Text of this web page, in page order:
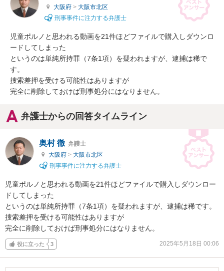
大阪府 > 大阪市北区
刑事事件に注力する弁護士
児童ポルノと思われる動画を21件ほどファイルで購入しダウンロ
ードしてしまった
というのは単純所持罪（7条1項）を疑われますが、逮捕は稀で
す。
捜索差押を受ける可能性はありますが
完全に削除しておけば刑事処分にはなりません。
弁護士からの回答タイムライン
奥村 徹 弁護士
大阪府 > 大阪市北区
刑事事件に注力する弁護士
児童ポルノと思われる動画を21件ほどファイルで購入しダウンロー
ドしてしまった
というのは単純所持罪（7条1項）を疑われますが、逮捕は稀です。
捜索差押を受ける可能性はありますが
完全に削除しておけば刑事処分にはなりません。
役に立った 3 2025年5月18日 00:06